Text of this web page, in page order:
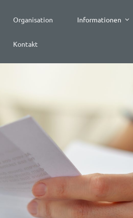
Organisation Informationen
Kontakt